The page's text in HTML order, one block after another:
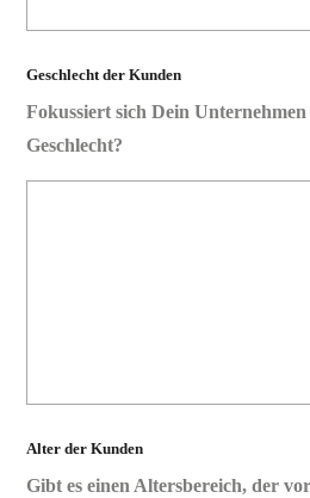
Geschlecht der Kunden
Fokussiert sich Dein Unternehmen
Geschlecht?
Alter der Kunden
Gibt es einen Altersbereich, der